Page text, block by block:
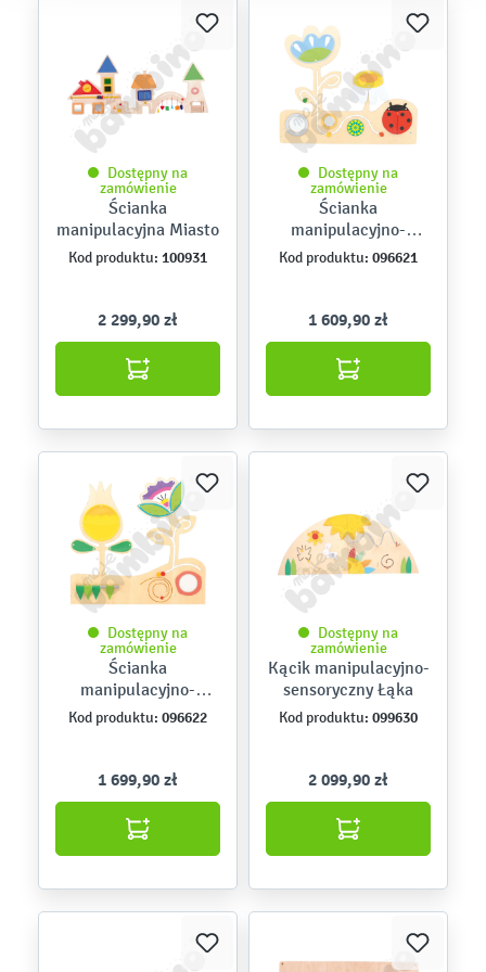
Dostępny na
zamówienie
Ścianka
manipulacyjna Miasto
Kod produktu: 100931
2 299,90 zł
Dostępny na
zamówienie
Ścianka
manipulacyjno-
sensoryczna – łąka z
Kod produktu: 096621
1 609,90 zł
Dostępny na
zamówienie
Ścianka
manipulacyjno-
sensoryczna – łąka ze
Kod produktu: 096622
1 699,90 zł
Dostępny na
zamówienie
Kącik manipulacyjno-
sensoryczny Łąka
Kod produktu: 099630
2 099,90 zł